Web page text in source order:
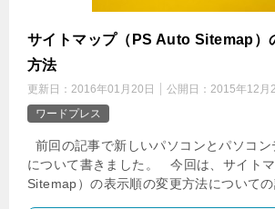
サイトマップ（PS Auto Sitemap）
方法
更新日： 2016年01月20日 公開日： 2015年12月
ワードプレス
前回の記事で新しいパソコンとパソコン
について書きました。 今回は、サイト
Sitemap）の表示順の変更方法について